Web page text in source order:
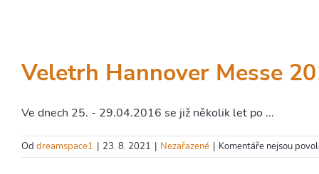
Veletrh Hannover Messe
Ve dnech 25. - 29.04.2016 se již několik let po ...
Od dreamspace1 | 23. 8. 2021 | Nezařazené | Komentáře nejsou